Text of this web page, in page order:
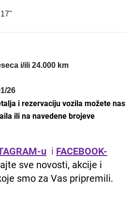
i/ili 24.000 km
26
i rezervaciju vozila možete nas
ili na navedene brojeve
u i FACEBOOK-
sve novosti, akcije i
smo za Vas pripremili.